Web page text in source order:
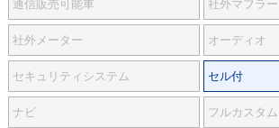
通信販売可能車 社外マフラー
社外メーター オーディオ
セキュリティシステム セル付
ナビ フルカスタム